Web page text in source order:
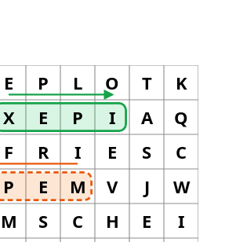
E P L O T
K
Χ Ε Ρ Ι A
Q
F R I E S
C
Ρ Ε Μ V J
W
M S C H E
I